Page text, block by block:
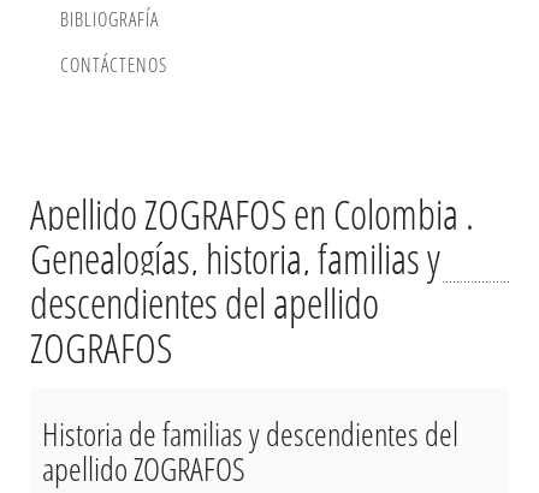
BIBLIOGRAFÍA
CONTÁCTENOS
Apellido ZOGRAFOS en Colombia .
Genealogías, historia, familias y
descendientes del apellido
ZOGRAFOS
Historia de familias y descendientes del
apellido ZOGRAFOS